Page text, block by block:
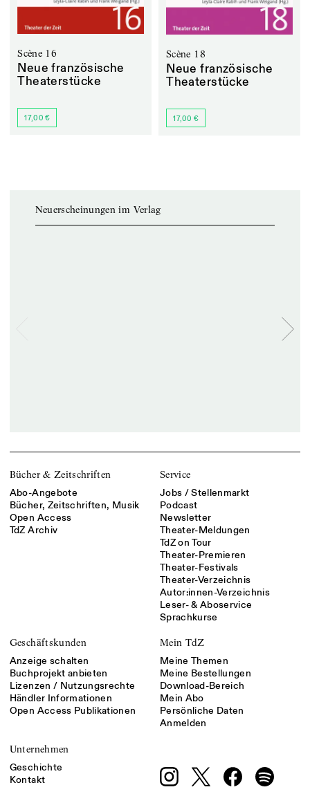
Scène 16
Neue französische
Theaterstücke
17,00 €
Scène 18
Neue französische
Theaterstücke
17,00 €
Neuerscheinungen im Verlag
Bücher & Zeitschriften
Abo-Angebote
Bücher, Zeitschriften, Musik
Open Access
TdZ Archiv
Service
Jobs / Stellenmarkt
Podcast
Newsletter
Theater-Meldungen
TdZ on Tour
Theater-Premieren
Theater-Festivals
Theater-Verzeichnis
Autor:innen-Verzeichnis
Leser- & Aboservice
Sprachkurse
Geschäftskunden
Anzeige schalten
Buchprojekt anbieten
Lizenzen / Nutzungsrechte
Händler Informationen
Open Access Publikationen
Mein TdZ
Meine Themen
Meine Bestellungen
Download-Bereich
Mein Abo
Persönliche Daten
Anmelden
Unternehmen
Geschichte
Kontakt